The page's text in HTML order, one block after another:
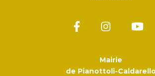
Mairie
de Pianottoli-